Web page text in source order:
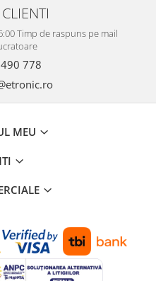
Timp de raspuns pe mail
778
MEU